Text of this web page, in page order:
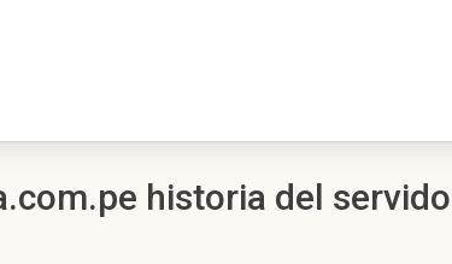
historia del